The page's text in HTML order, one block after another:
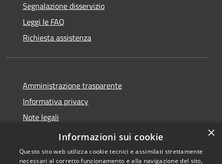
Segnalazione disservizio
Leggi le FAQ
Richiesta assistenza
Amministrazione trasparente
Informativa privacy
Note legali
Dichiarazione di accessibilità
×
Informazioni sui cookie
Questo sito web utilizza cookie tecnici e assimilati strettamente
necessari al corretto funzionamento e alla navigazione del sito,